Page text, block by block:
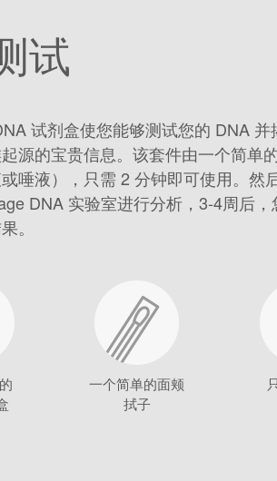
试
试剂盒使您能够测试您的 DNA 并
源的宝贵信息。该套件由一个简单
唾液），只需 2 分钟即可使用。然
DNA 实验室进行分析，3-4周后
。
一个简单的面颊
拭子